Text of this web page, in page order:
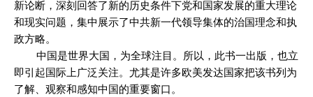
新论断，深刻回答了新的历史条件下党和国家发展的重大理论
和现实问题，集中展示了中共新一代领导集体的治国理念和执
政方略。
中国是世界大国，为全球注目。所以，此书一出版，也立
即引起国际上广泛关注。尤其是许多欧美发达国家把该书列为
了解、观察和感知中国的重要窗口。